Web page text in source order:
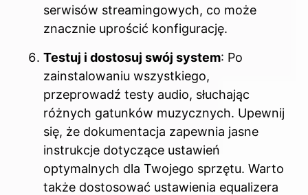
serwisów streamingowych, co może
znacznie uprościć konfigurację.
Testuj i dostosuj swój system: Po
zainstalowaniu wszystkiego,
przeprowadź testy audio, słuchając
różnych gatunków muzycznych. Upewnij
się, że dokumentacja zapewnia jasne
instrukcje dotyczące ustawień
optymalnych dla Twojego sprzętu. Warto
także dostosować ustawienia equalizera